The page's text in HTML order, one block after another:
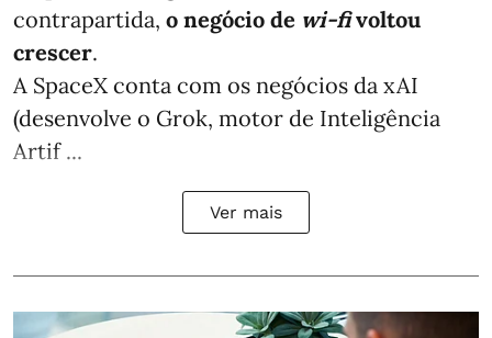
contrapartida, o negócio de wi-fivoltou
crescer.
A SpaceX conta com os negócios da xAI
(desenvolve o Grok, motor de Inteligência
Artif ...
Ver mais